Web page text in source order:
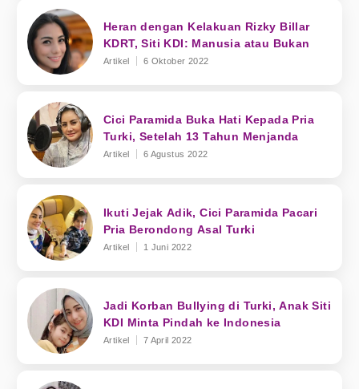
Heran dengan Kelakuan Rizky Billar
KDRT, Siti KDI: Manusia atau Bukan
Artikel 6 Oktober 2022
Cici Paramida Buka Hati Kepada Pria
Turki, Setelah 13 Tahun Menjanda
Artikel 6 Agustus 2022
Ikuti Jejak Adik, Cici Paramida Pacari
Pria Berondong Asal Turki
Artikel 1 Juni 2022
Jadi Korban Bullying di Turki, Anak Siti
KDI Minta Pindah ke Indonesia
Artikel 7 April 2022